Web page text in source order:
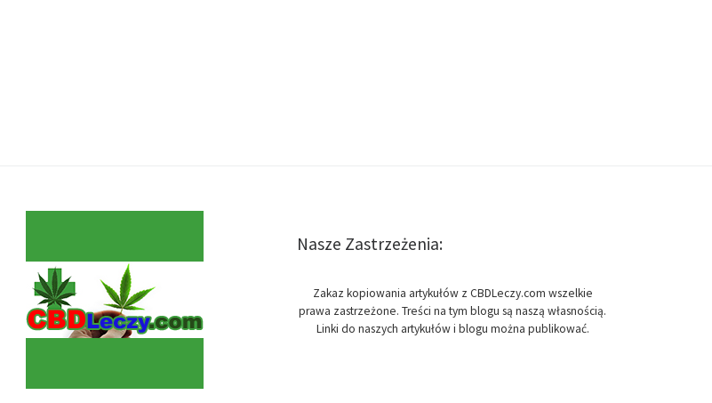
Nasze Zastrzeżenia:
Zakaz kopiowania artykułów z CBDLeczy.com wszelkie
prawa zastrzeżone. Treści na tym blogu są naszą własnością.
Linki do naszych artykułów i blogu można publikować.